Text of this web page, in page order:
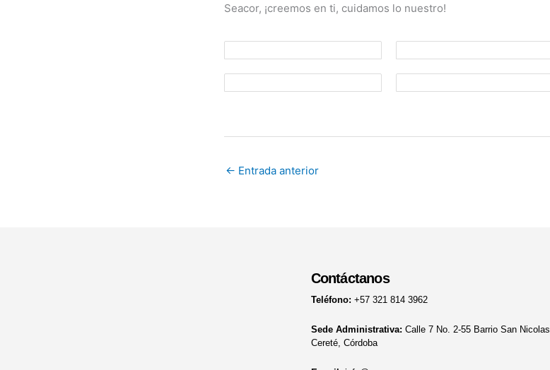
Seacor, ¡creemos en ti, cuidamos lo nuestro!
← Entrada anterior
Contáctanos
Teléfono: +57 321 814 3962
Sede Administrativa: Calle 7 No. 2-55 Barrio San Nicolas
Cereté, Córdoba